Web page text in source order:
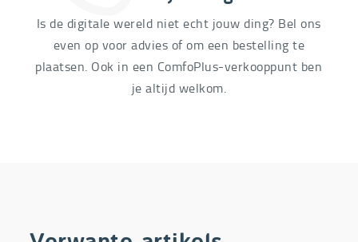
Is de digitale wereld niet echt jouw ding? Bel ons
even op voor advies of om een bestelling te
plaatsen. Ook in een ComfoPlus-verkooppunt ben
je altijd welkom.